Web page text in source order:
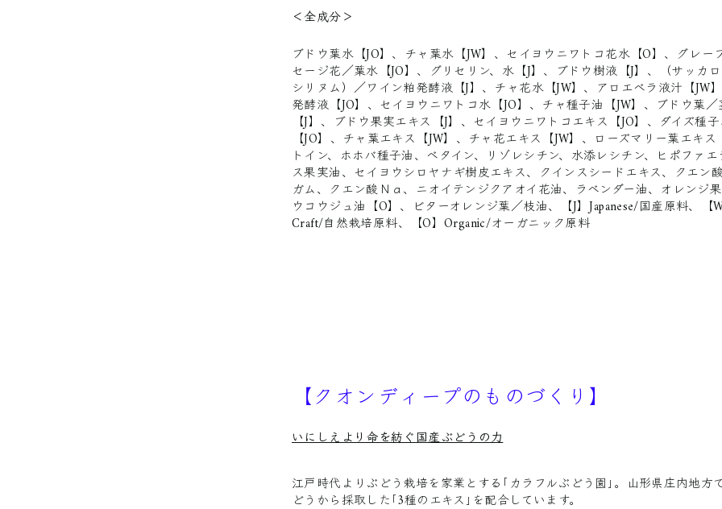
＜全成分＞
ブドウ葉水【JO】、チャ葉水【JW】、セイヨウニワトコ花水【O】、グレー
セージ花／葉水【JO】、グリセリン、水【J】、ブドウ樹液【J】、（サッカ
シリヌム）／ワイン粕発酵液【J】、チャ花水【JW】、アロエベラ液汁【JW
発酵液【JO】、セイヨウニワトコ水【JO】、チャ種子油【JW】、ブドウ葉／
【J】、ブドウ果実エキス【J】、セイヨウニワトコエキス【JO】、ダイズ種
【JO】、チャ葉エキス【JW】、チャ花エキス【JW】、ローズマリー葉エキス
トイン、ホホバ種子油、ベタイン、リゾレシチン、水添レシチン、ヒポファ
ス果実油、セイヨウシロヤナギ樹皮エキス、クインスシードエキス、クエン
ガム、クエン酸Ｎａ、ニオイテンジクアオイ花油、ラベンダー油、オレンジ
ウコウジュ油【O】、ビターオレンジ葉／枝油、 【J】Japanese/国産原料、【
Craft/自然栽培原料、【O】Organic/オーガニック原料
【クオンディープのものづくり】
いにしえより命を紡ぐ国産ぶどうの力
江戸時代よりぶどう栽培を家業とする｢カラフルぶどう園｣。山形県庄内地方
どうから採取した｢3種のエキス｣を配合しています。